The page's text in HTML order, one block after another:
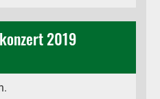
2019
Besuch.